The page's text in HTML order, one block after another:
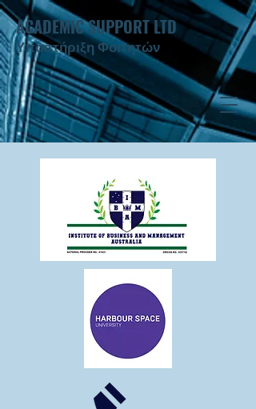
ACADEMIC SUPPORT LTD
Υποστήριξη Φοιτητών ​